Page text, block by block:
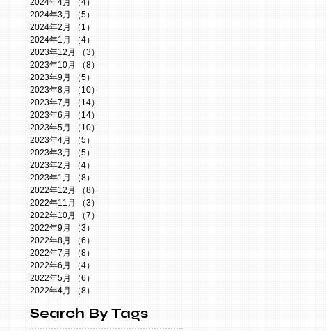
2024年3月
（5）
2024年2月
（1）
2024年1月
（4）
2023年12月
（3）
2023年10月
（8）
2023年9月
（5）
2023年8月
（10）
2023年7月
（14）
2023年6月
（14）
2023年5月
（10）
2023年4月
（5）
2023年3月
（5）
2023年2月
（4）
2023年1月
（8）
2022年12月
（8）
2022年11月
（3）
2022年10月
（7）
2022年9月
（3）
2022年8月
（6）
2022年7月
（8）
2022年6月
（4）
2022年5月
（6）
2022年4月
（8）
Search By Tags